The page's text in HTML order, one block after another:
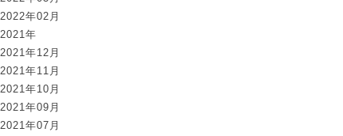
2022年02月
2021年
2021年12月
2021年11月
2021年10月
2021年09月
2021年07月